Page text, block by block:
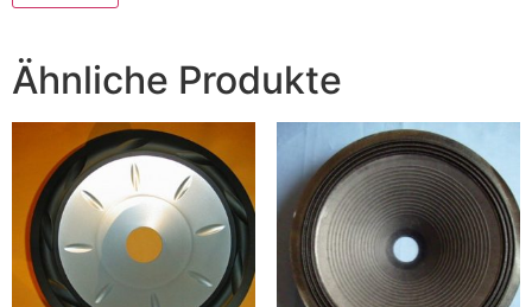
Ähnliche Produkte